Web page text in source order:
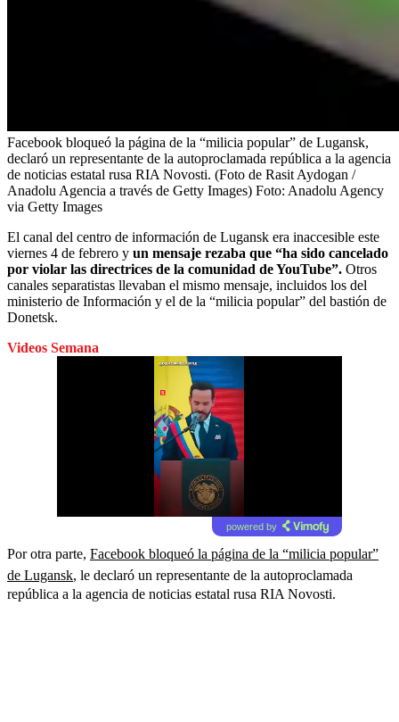
Facebook bloqueó la página de la “milicia popular” de Lugansk,
declaró un representante de la autoproclamada república a la agencia
de noticias estatal rusa RIA Novosti. (Foto de Rasit Aydogan /
Anadolu Agencia a través de Getty Images) Foto: Anadolu Agency
via Getty Images
El canal del centro de información de Lugansk era inaccesible este
viernes 4 de febrero y un mensaje rezaba que “ha sido cancelado
por violar las directrices de la comunidad de YouTube”. Otros
canales separatistas llevaban el mismo mensaje, incluidos los del
ministerio de Información y el de la “milicia popular” del bastión de
Donetsk.
Videos Semana
powered by
Por otra parte, Facebook bloqueó la página de la “milicia popular”
de Lugansk, le declaró un representante de la autoproclamada
república a la agencia de noticias estatal rusa RIA Novosti.